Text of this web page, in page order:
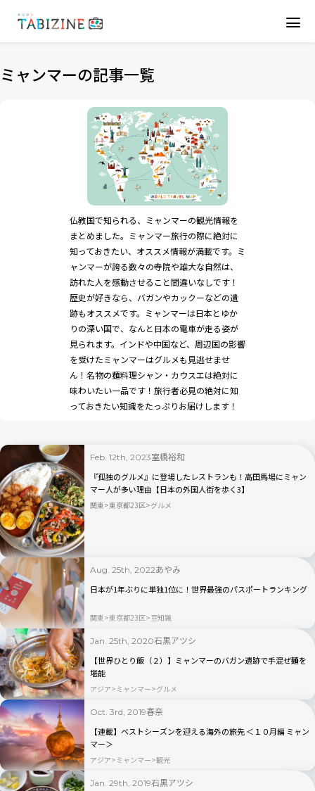
ミャンマーの記事一覧
仏教国で知られる、ミャンマーの観光情報を
まとめました。ミャンマー旅行の際に絶対に
知っておきたい、オススメ情報が満載です。ミ
ャンマーが誇る数々の寺院や雄大な自然は、
訪れた人を感動させること間違いなしです！
歴史が好きなら、バガンやカックーなどの遺
跡もオススメです。ミャンマーは日本とゆか
りの深い国で、なんと日本の電車が走る姿が
見られます。インドや中国など、周辺国の影響
を受けたミャンマーはグルメも見逃せませ
ん！名物の麺料理シャン・カウスエは絶対に
味わいたい一品です！旅行者必見の絶対に知
っておきたい知識をたっぷりお届けします！
Feb. 12th, 2023室橋裕和
『孤独のグルメ』に登場したレストランも！高田馬場にミャン
マー人が多い理由【日本の外国人街を歩く3】
関東 東京都23区 グルメ
Aug. 25th, 2022あやみ
日本が1年ぶりに単独1位に！世界最強のパスポートランキング
関東 東京都23区 豆知識
Jan. 25th, 2020石黒アツシ
【世界ひとり飯（２）】ミャンマーのバガン遺跡で手混ぜ麺を
堪能
アジア ミャンマー グルメ
Oct. 3rd, 2019春奈
【連載】ベストシーズンを迎える海外の旅先 ＜１０月編 ミャン
マー＞
アジア ミャンマー 観光
Jan. 29th, 2019石黒アツシ